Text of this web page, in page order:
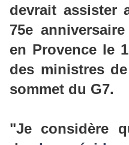
devrait assister
75e
en Provence le
des ministres
sommet du G7.
"Je considère